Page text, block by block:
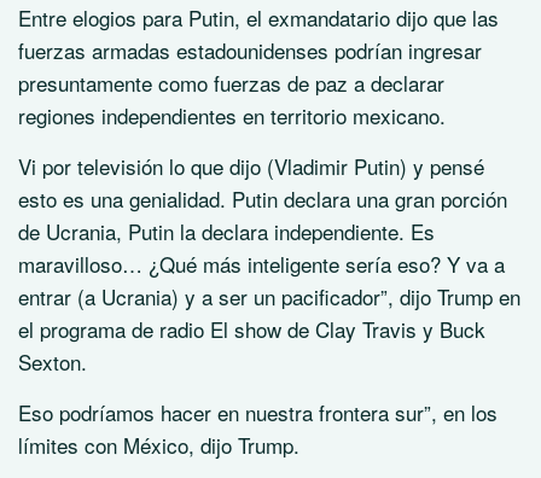
Entre elogios para Putin, el exmandatario dijo que las
fuerzas armadas estadounidenses podrían ingresar
presuntamente como fuerzas de paz a declarar
regiones independientes en territorio mexicano.
Vi por televisión lo que dijo (Vladimir Putin) y pensé
esto es una genialidad. Putin declara una gran porción
de Ucrania, Putin la declara independiente. Es
maravilloso… ¿Qué más inteligente sería eso? Y va a
entrar (a Ucrania) y a ser un pacificador”, dijo Trump en
el programa de radio El show de Clay Travis y Buck
Sexton.
Eso podríamos hacer en nuestra frontera sur”, en los
límites con México, dijo Trump.